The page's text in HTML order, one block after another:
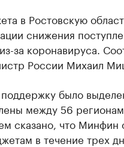
в Ростовскую
снижения
за коронавируса.
России Михаил
было
между 56
сказано, что Минфин
в течение трех